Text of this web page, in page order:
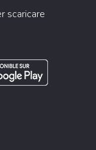
scaricare